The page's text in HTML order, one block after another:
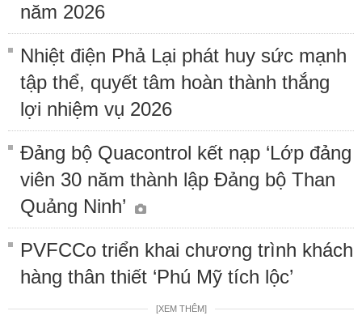
năm 2026
Nhiệt điện Phả Lại phát huy sức mạnh
tập thể, quyết tâm hoàn thành thắng
lợi nhiệm vụ 2026
Đảng bộ Quacontrol kết nạp ‘Lớp đảng
viên 30 năm thành lập Đảng bộ Than
Quảng Ninh’
PVFCCo triển khai chương trình khách
hàng thân thiết ‘Phú Mỹ tích lộc’
[XEM THÊM]